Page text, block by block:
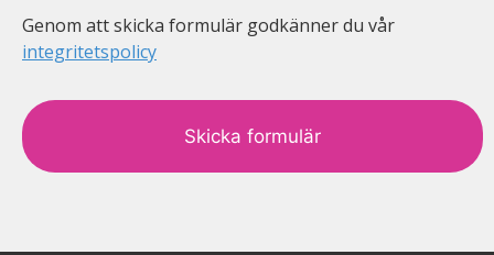
Genom att skicka formulär godkänner du vår
integritetspolicy
a
p
t